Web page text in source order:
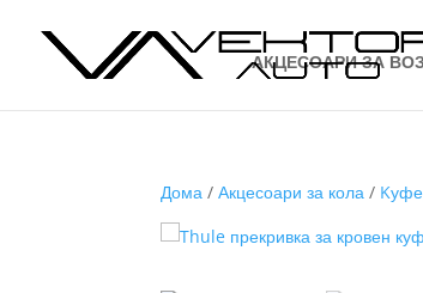
АКЦЕСОАРИ ЗА
Дома /Акцесоари за кола /